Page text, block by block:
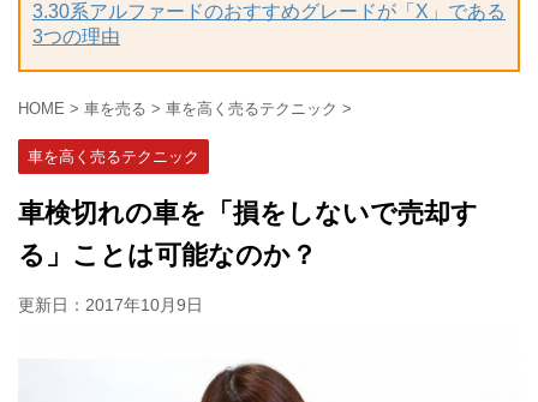
3.30系アルファードのおすすめグレードが「X」である
3つの理由
HOME > 車を売る > 車を高く売るテクニック >
車を高く売るテクニック
車検切れの車を「損をしないで売却す
る」ことは可能なのか？
更新日： 2017年10月9日